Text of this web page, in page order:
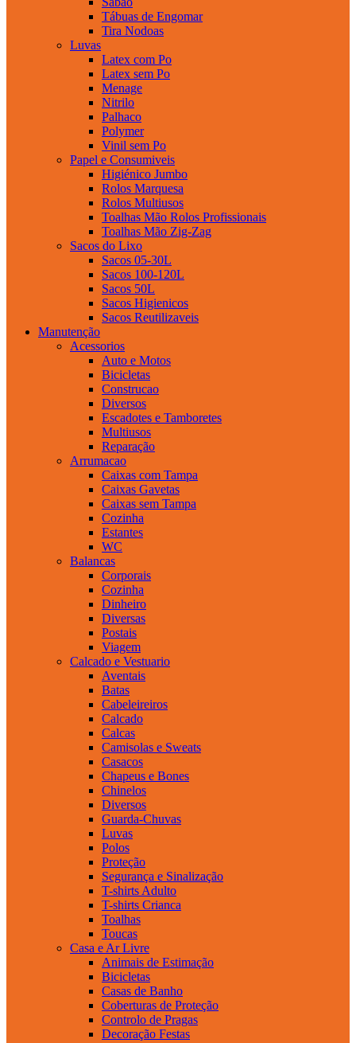
Tábuas de Engomar
Tira Nodoas
Luvas
Latex com Po
Latex sem Po
Menage
Nitrilo
Palhaco
Polymer
Vinil sem Po
Papel e Consumiveis
Higiénico Jumbo
Rolos Marquesa
Rolos Multiusos
Toalhas Mão Rolos Profissionais
Toalhas Mão Zig-Zag
Sacos do Lixo
Sacos 05-30L
Sacos 100-120L
Sacos 50L
Sacos Higienicos
Sacos Reutilizaveis
Manutenção
Acessorios
Auto e Motos
Bicicletas
Construcao
Diversos
Escadotes e Tamboretes
Multiusos
Reparação
Arrumacao
Caixas com Tampa
Caixas Gavetas
Caixas sem Tampa
Cozinha
Estantes
WC
Balancas
Corporais
Cozinha
Dinheiro
Diversas
Postais
Viagem
Calcado e Vestuario
Aventais
Batas
Cabeleireiros
Calcado
Calcas
Camisolas e Sweats
Casacos
Chapeus e Bones
Chinelos
Diversos
Guarda-Chuvas
Luvas
Polos
Proteção
Segurança e Sinalização
T-shirts Adulto
T-shirts Crianca
Toalhas
Toucas
Casa e Ar Livre
Animais de Estimação
Bicicletas
Casas de Banho
Coberturas de Proteção
Controlo de Pragas
Decoração Festas